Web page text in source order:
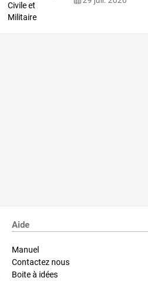
Aide
Manuel
Contactez nous
Boite à idées